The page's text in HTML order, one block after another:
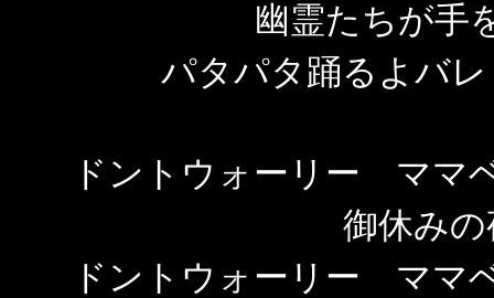
幽霊たちが手
パタパタ踊るよバ
ドントウォーリー ママ
御休み
ドントウォーリー ママ